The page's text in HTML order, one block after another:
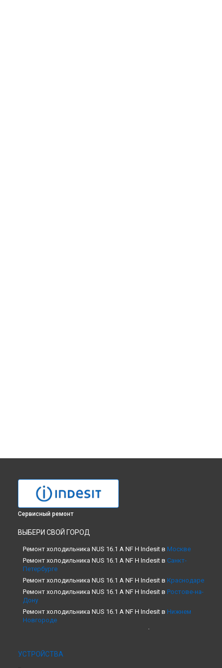
Сервисный ремонт
ВЫБЕРИ СВОЙ ГОРОД
Ремонт холодильника NUS 16.1 A NF H Indesit в Москве
Ремонт холодильника NUS 16.1 A NF H Indesit в Санкт-
Петербурге
Ремонт холодильника NUS 16.1 A NF H Indesit в Краснодаре
Ремонт холодильника NUS 16.1 A NF H Indesit в Ростове-на-
Дону
Ремонт холодильника NUS 16.1 A NF H Indesit в Нижнем
Новгороде
Ремонт холодильника NUS 16.1 A NF H Indesit в
Ремонт холодильника NUS 16.1 A NF H Indesit в
УСТРОЙСТВА